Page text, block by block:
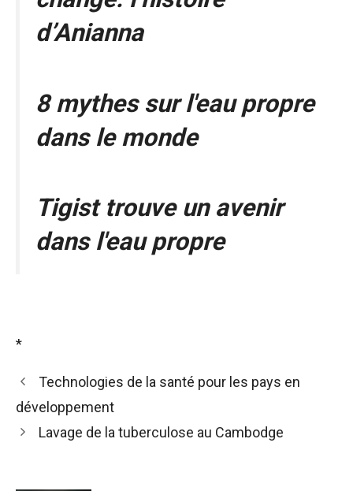
d’Anianna
8 mythes sur l'eau propre
dans le monde
Tigist trouve un avenir
dans l'eau propre
*
Technologies de la santé pour les pays en
développement
Lavage de la tuberculose au Cambodge